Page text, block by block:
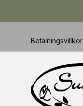
Betalningsvillkor